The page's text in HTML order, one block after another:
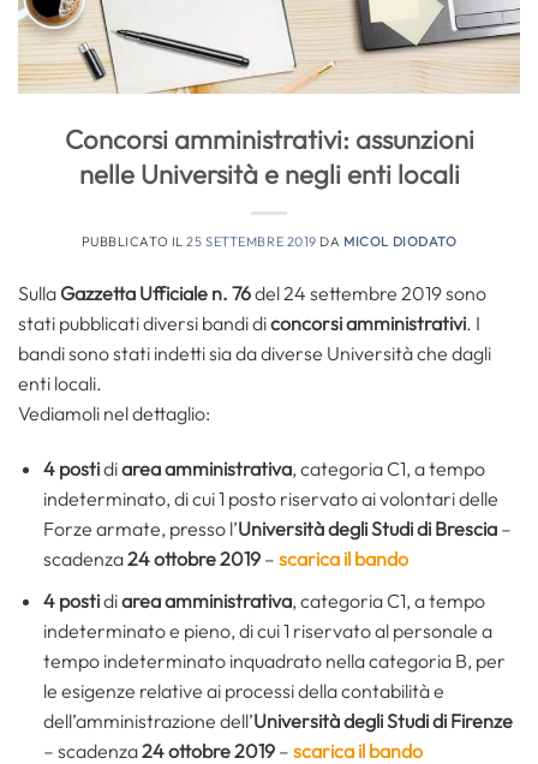
Concorsi amministrativi: assunzioni
nelle Università e negli enti locali
PUBBLICATO IL25 SETTEMBRE 2019 DA MICOL DIODATO
Sulla Gazzetta Ufficiale n. 76del 24 settembre 2019 sono
stati pubblicati diversi bandi diconcorsi amministrativi. I
bandi sono stati indetti sia da diverse Università che dagli
enti locali.
Vediamoli nel dettaglio:
4 postidiarea amministrativa, categoria C1, a tempo
indeterminato, di cui 1 posto riservato ai volontari delle
Forze armate, presso l’Università degli Studi di Brescia–
scadenza24 ottobre 2019– scarica il bando
4 postidiarea amministrativa, categoria C1, a tempo
indeterminato e pieno, di cui 1 riservato al personale a
tempo indeterminato inquadrato nella categoria B, per
le esigenze relative ai processi della contabilità e
dell’amministrazione dell’Università degli Studi di Firenze
– scadenza24 ottobre 2019– scarica il bando